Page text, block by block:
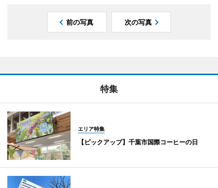
前の写真 次の写真
特集
エリア特集
【ピックアップ】千葉市国際コーヒーの日